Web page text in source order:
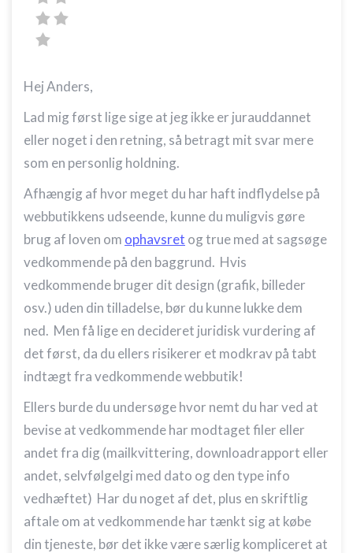
Hej Anders,
Lad mig først lige sige at jeg ikke er jurauddannet
eller noget i den retning, så betragt mit svar mere
som en personlig holdning.
Afhængig af hvor meget du har haft indflydelse på
webbutikkens udseende, kunne du muligvis gøre
brug af loven om ophavsret og true med at sagsøge
vedkommende på den baggrund. Hvis
vedkommende bruger dit design (grafik, billeder
osv.) uden din tilladelse, bør du kunne lukke dem
ned. Men få lige en decideret juridisk vurdering af
det først, da du ellers risikerer et modkrav på tabt
indtægt fra vedkommende webbutik!
Ellers burde du undersøge hvor nemt du har ved at
bevise at vedkommende har modtaget filer eller
andet fra dig (mailkvittering, downloadrapport eller
andet, selvfølgelgi med dato og den type info
vedhæftet) Har du noget af det, plus en skriftlig
aftale om at vedkommende har tænkt sig at købe
din tjeneste, bør det ikke være særlig kompliceret at